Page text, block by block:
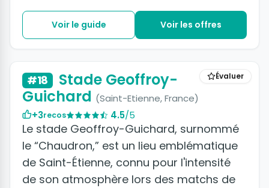
Voir le guide Voir les offres
Évaluer
#18
Stade Geoffroy-
Guichard (Saint-Etienne, France)
+3recos 4.5/5
Le stade Geoffroy-Guichard, surnommé
le “Chaudron,” est un lieu emblématique
de Saint-Étienne, connu pour l'intensité
de son atmosphère lors des matchs de